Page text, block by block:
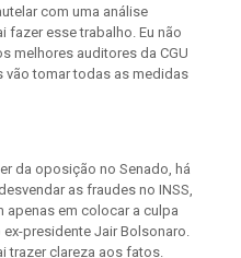
com uma análise
fazer esse trabalho. Eu não
melhores auditores da CGU
vão tomar todas as medidas
da oposição no Senado, há
as fraudes no INSS,
apenas em colocar a culpa
presidente Jair Bolsonaro.
trazer clareza aos fatos.